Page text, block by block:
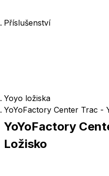
Příslušenství
Yoyo ložiska
YoYoFactory Center Trac -
YoYoFactory
Ložisko